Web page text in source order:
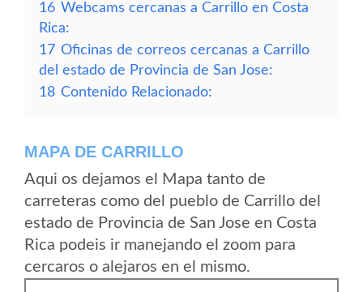
16 Webcams cercanas a Carrillo en Costa
Rica:
17 Oficinas de correos cercanas a Carrillo
del estado de Provincia de San Jose:
18 Contenido Relacionado:
MAPA DE CARRILLO
Aqui os dejamos el Mapa tanto de
carreteras como del pueblo de Carrillo del
estado de Provincia de San Jose en Costa
Rica podeis ir manejando el zoom para
cercaros o alejaros en el mismo.